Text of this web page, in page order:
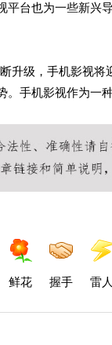
平台也为一些新兴
升级，手机影视
。手机影视作为
鲜花 握手 雷